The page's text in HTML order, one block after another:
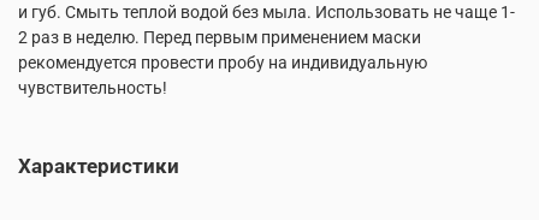
и губ. Смыть теплой водой без мыла. Использовать не чаще 1-
2 раз в неделю. Перед первым применением маски
рекомендуется провести пробу на индивидуальную
чувствительность!
Характеристики